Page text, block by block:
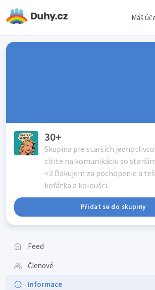
Máš
30+
Skupina pre starších
cítite na komunikáciu so
<3 Ďakujem za pochopenie a
koťátka a koloušci.
Přidat se do skupiny
Feed
Členové
Informace